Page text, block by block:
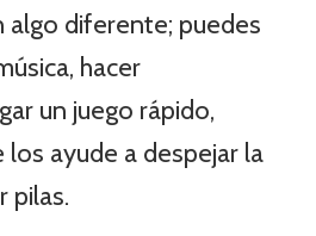
algo diferente; puedes
hacer
un juego rápido,
los ayude a despejar la
pilas.